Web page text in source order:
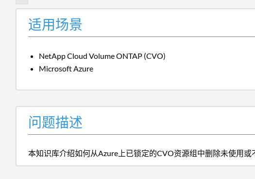
适用场景
NetApp Cloud Volume ONTAP (CVO)
Microsoft Azure
问题描述
本知识库介绍如何从Azure上已锁定的CVO资源组中删除未使用或